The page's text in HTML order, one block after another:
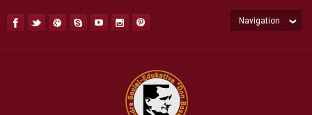
Navigation